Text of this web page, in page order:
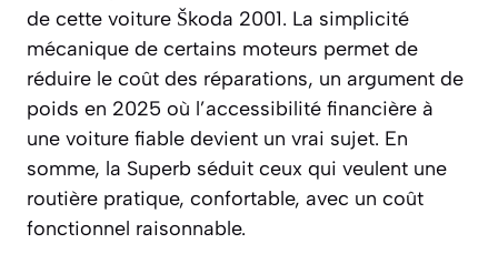
de cette voiture Škoda 2001. La simplicité
mécanique de certains moteurs permet de
réduire le coût des réparations, un argument de
poids en 2025 où l’accessibilité financière à
une voiture fiable devient un vrai sujet. En
somme, la Superb séduit ceux qui veulent une
routière pratique, confortable, avec un coût
fonctionnel raisonnable.